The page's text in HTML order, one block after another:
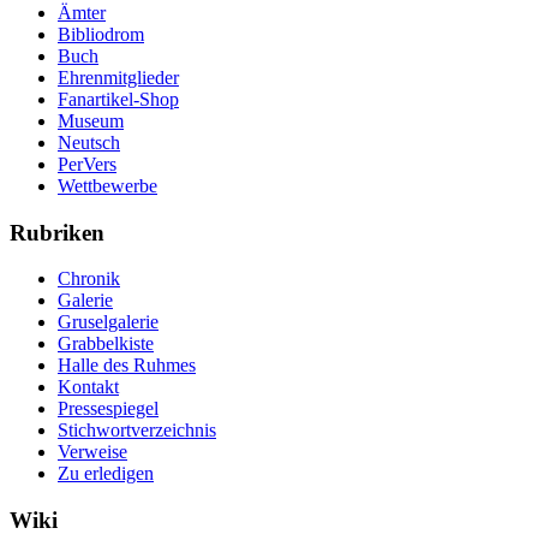
Ämter
Bibliodrom
Buch
Ehrenmitglieder
Fanartikel-Shop
Museum
Neutsch
PerVers
Wettbewerbe
Rubriken
Chronik
Galerie
Gruselgalerie
Grabbelkiste
Halle des Ruhmes
Kontakt
Pressespiegel
Stichwortverzeichnis
Verweise
Zu erledigen
Wiki